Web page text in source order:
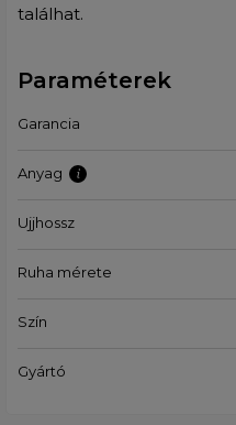
találhat.
Paraméterek
Garancia
Anyag
Ujjhossz
Ruha mérete
Szín
Gyártó